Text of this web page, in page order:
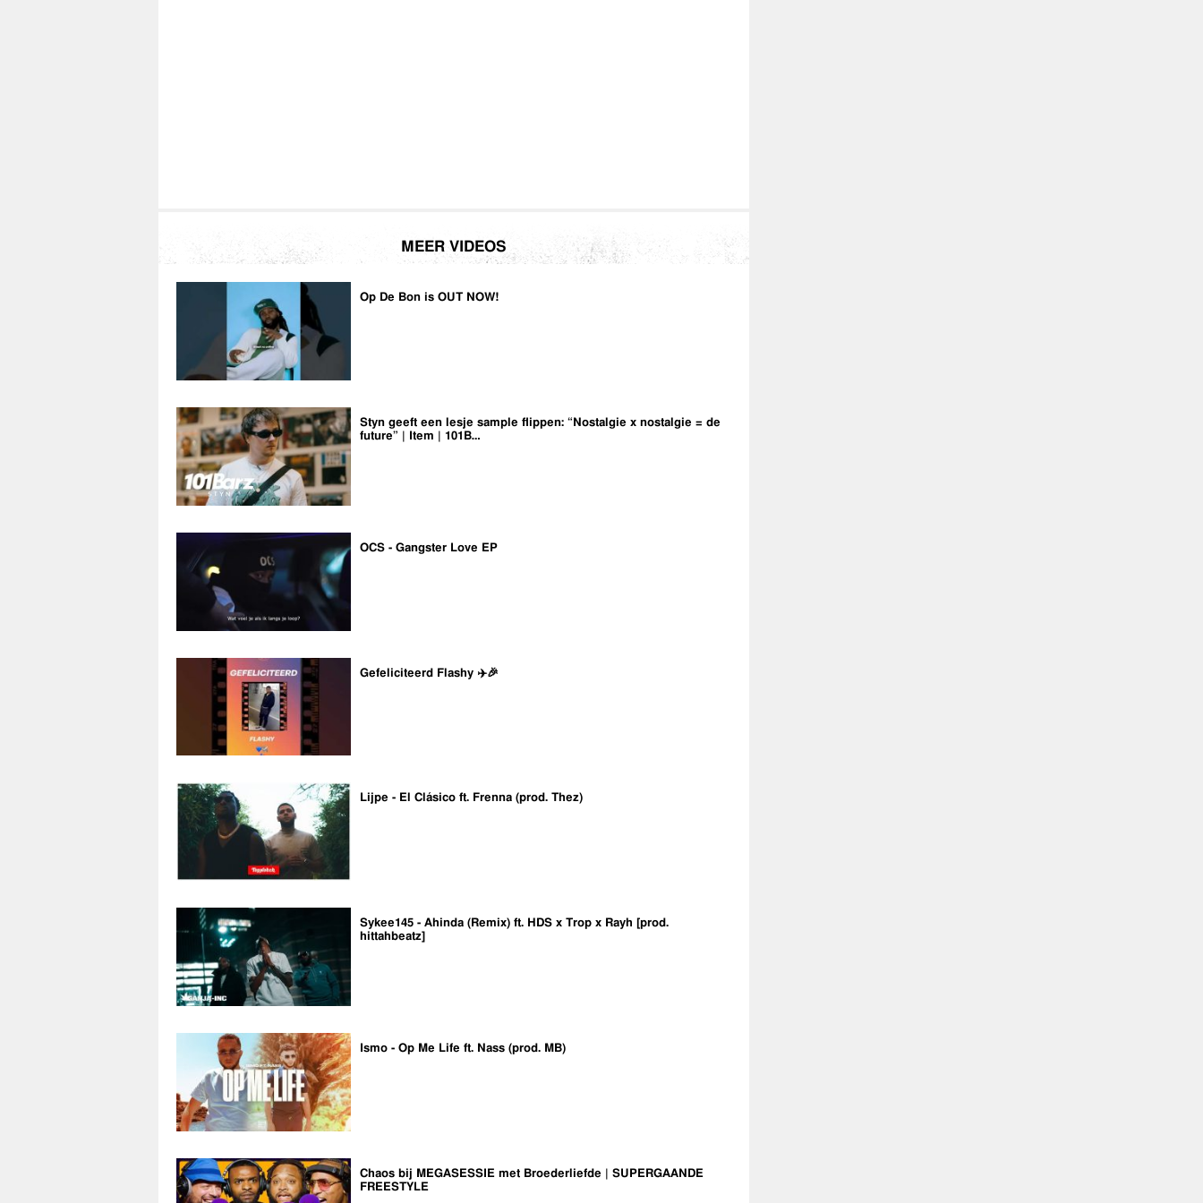
MEER VIDEOS
Op De Bon is OUT NOW!
Styn geeft een lesje sample flippen: “Nostalgie x nostalgie = de
future” | Item | 101B…
OCS - Gangster Love EP
Gefeliciteerd Flashy ✈️🎉
Lijpe - El Clásico ft. Frenna (prod. Thez)
Sykee145 - Ahinda (Remix) ft. HDS x Trop x Rayh [prod.
hittahbeatz]
Ismo - Op Me Life ft. Nass (prod. MB)
Chaos bij MEGASESSIE met Broederliefde | SUPERGAANDE
FREESTYLE